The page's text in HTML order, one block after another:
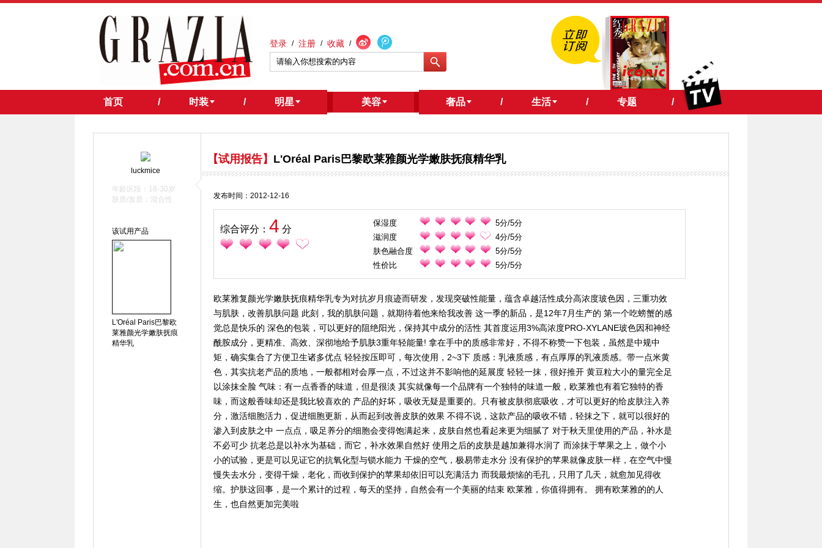
登录 / 注册 / 收藏 /
首页 / 时装 / 明星 美容 奢品 / 生活 / 专题 /
luckmice
年龄区段：18-30岁
肤质/发质：混合性
该试用产品
L'Oréal Paris巴黎欧
莱雅颜光学嫩肤抚痕
精华乳
【试用报告】 L'Oréal Paris巴黎欧莱雅颜光学嫩肤抚痕精华乳
发布时间：2012-12-16
综合评分： 4 分
保湿度
5分/5分
滋润度
4分/5分
肤色融合度
5分/5分
性价比
5分/5分
欧莱雅复颜光学嫩肤抚痕精华乳专为对抗岁月痕迹而研发，发现突破性能量，蕴含卓越活性成分高浓度玻色因，三重功效
与肌肤，改善肌肤问题 此刻，我的肌肤问题，就期待着他来给我改善 这一季的新品，是12年7月生产的 第一个吃螃蟹的感
觉总是快乐的 深色的包装，可以更好的阻绝阳光，保持其中成分的活性 其首度运用3%高浓度PRO-XYLANE玻色因和神经
酰胺成分，更精准、高效、深彻地给予肌肤3重年轻能量! 拿在手中的质感非常好，不得不称赞一下包装，虽然是中规中
矩，确实集合了方便卫生诸多优点 轻轻按压即可，每次使用，2~3下 质感：乳液质感，有点厚厚的乳液质感。带一点米黄
色，其实抗老产品的质地，一般都相对会厚一点，不过这并不影响他的延展度 轻轻一抹，很好推开 黄豆粒大小的量完全足
以涂抹全脸 气味：有一点香香的味道，但是很淡 其实就像每一个品牌有一个独特的味道一般，欧莱雅也有着它独特的香
味，而这般香味却还是我比较喜欢的 产品的好坏，吸收无疑是重要的。只有被皮肤彻底吸收，才可以更好的给皮肤注入养
分，激活细胞活力，促进细胞更新，从而起到改善皮肤的效果 不得不说，这款产品的吸收不错，轻抹之下，就可以很好的
渗入到皮肤之中 一点点，吸足养分的细胞会变得饱满起来，皮肤自然也看起来更为细腻了 对于秋天里使用的产品，补水是
不必可少 抗老总是以补水为基础，而它，补水效果自然好 使用之后的皮肤是越加兼得水润了 而涂抹于苹果之上，做个小
小的试验，更是可以见证它的抗氧化型与锁水能力 干燥的空气，极易带走水分 没有保护的苹果就像皮肤一样，在空气中慢
慢失去水分，变得干燥，老化，而收到保护的苹果却依旧可以充满活力 而我最烦恼的毛孔，只用了几天，就愈加见得收
缩。护肤这回事，是一个累计的过程，每天的坚持，自然会有一个美丽的结束 欧莱雅，你值得拥有。 拥有欧莱雅的的人
生，也自然更加完美啦